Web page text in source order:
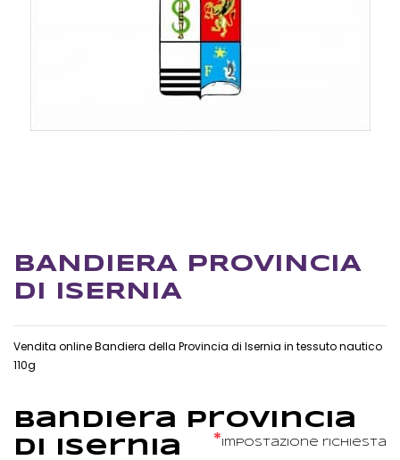
BANDIERA PROVINCIA
DI ISERNIA
Vendita online Bandiera della Provincia di Isernia in tessuto nautico
110g
Bandiera Provincia
di Isernia
* Impostazione richiesta